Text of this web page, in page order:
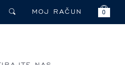
MOJ RAČUN 0